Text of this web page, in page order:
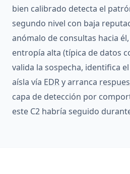
bien calibrado detecta el
segundo nivel con baja
anómalo de consultas hacia
entropía alta (típica de datos
valida la sospecha, identifica
aísla vía EDRy arranca
capa de detección por
este C2 habría seguido